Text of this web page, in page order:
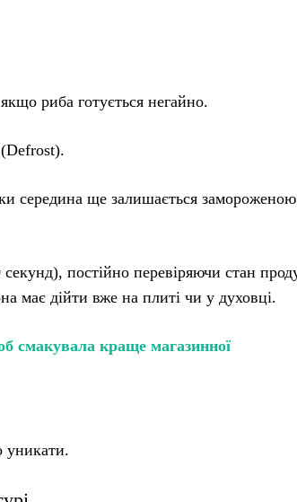
риба готується негайно.
середина ще залишається
постійно перевіряючи стан
має дійти вже на плиті чи у духовці.
смакувала краще магазинної
уникати.